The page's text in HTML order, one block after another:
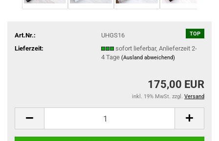
TOP
Art.Nr.:
UHGS16
Lieferzeit:
sofort lieferbar, Anlieferzeit 2-
4 Tage (Ausland abweichend)
175,00 EUR
inkl. 19% MwSt. zzgl. Versand